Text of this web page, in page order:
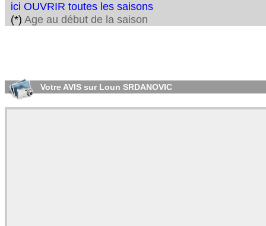
ici OUVRIR toutes les saisons
(*) Age au début de la saison
Votre AVIS sur Loun SRDANOVIC